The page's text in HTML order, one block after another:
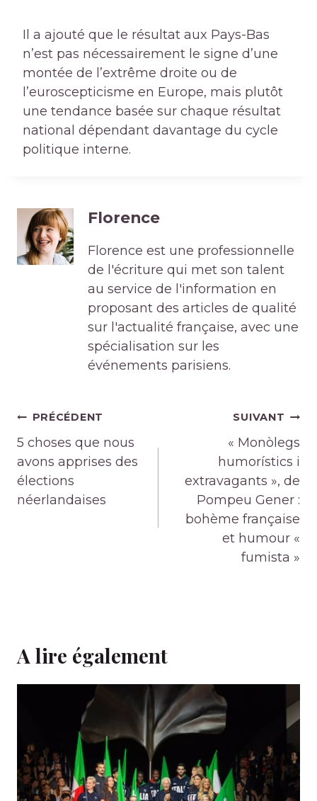
Il a ajouté que le résultat aux Pays-Bas
n’est pas nécessairement le signe d’une
montée de l’extrême droite ou de
l’euroscepticisme en Europe, mais plutôt
une tendance basée sur chaque résultat
national dépendant davantage du cycle
politique interne.
Florence
Florence est une professionnelle
de l'écriture qui met son talent
au service de l'information en
proposant des articles de qualité
sur l'actualité française, avec une
spécialisation sur les
événements parisiens.
Navigation
de
l’article
PRÉCÉDENT
5 choses que nous
avons apprises des
élections
néerlandaises
SUIVANT
« Monòlegs
humorístics i
extravagants », de
Pompeu Gener :
bohème française
et humour «
fumista »
A lire également